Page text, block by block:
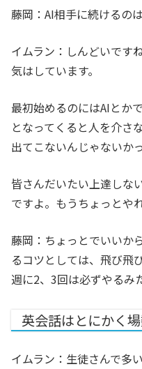
藤岡：AI相手に続けるの
イムラン：しんどいです
気はしています。
最初始めるのにはAIとか
となってくると人を介さ
出てこないんじゃないか
皆さんだいたい上達しな
ですよ。もうちょっとや
藤岡：ちょっとでいいか
るコツとしては、飛び飛
週に2、3回は必ずやるみ
英会話はとにかく
イムラン：生徒さんで多